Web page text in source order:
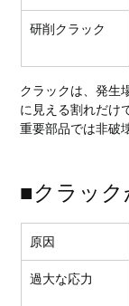
研削クラック
クラックは、発生
に見える割れだけ
重要部品では非破
■クラック
原因
過大な応力